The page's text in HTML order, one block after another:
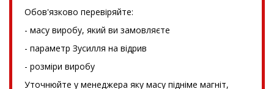
Обов'язково перевіряйте:
- масу виробу, який ви замовляєте
- параметр Зусилля на відрив
- розміри виробу
Уточнюйте у менеджера яку масу підніме магніт,